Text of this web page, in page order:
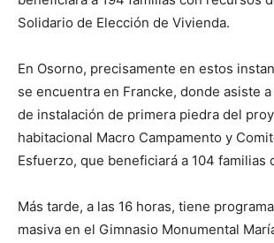
Solidario de Elección de Vivienda.
En Osorno, precisamente en estos
se encuentra en Francke, donde asiste
de instalación de primera piedra del
habitacional Macro Campamento y
Esfuerzo, que beneficiará a 104 familias
Más tarde, a las 16 horas, tiene
masiva en el Gimnasio Monumental